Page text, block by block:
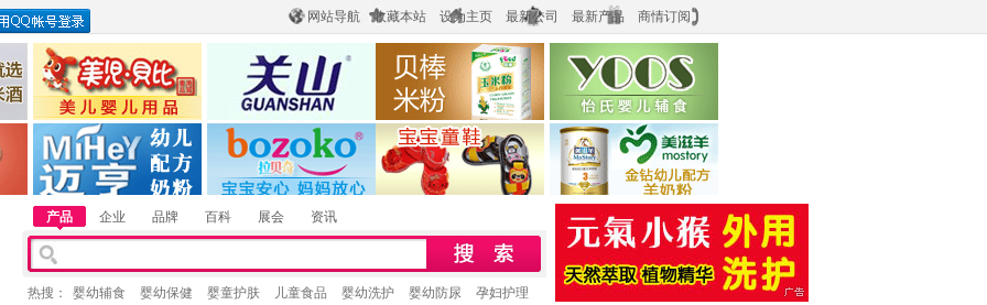
网站导航 收藏本站 设为主页 最新公司 最新产品 商情订阅
惠州市美儿婴儿用品公司
湖南迈亨母婴用品有限公司
陕西关山乳业有限公司
香港欧嘻高婴童用品公司
江西贝棒儿童食品 上海怡氏食品科技有限公司
湖南美滋生物科技有限公司
产品 企业 品牌 百科 展会 资讯
热搜： 婴幼辅食 婴幼保健 婴童护肤 儿童食品 婴幼洗护 婴幼防尿 孕妇护理